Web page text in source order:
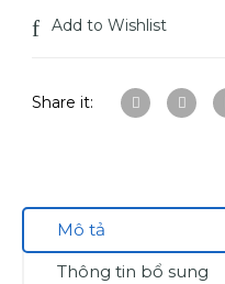
Add to Wishlist
Share it:
Mô tả
Thông tin bổ sung